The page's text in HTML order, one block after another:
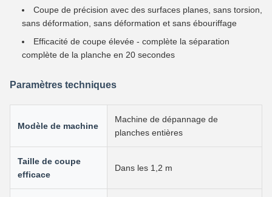
Coupe de précision avec des surfaces planes, sans torsion,
sans déformation, sans déformation et sans ébouriffage
Efficacité de coupe élevée - complète la séparation
complète de la planche en 20 secondes
Paramètres techniques
Modèle de machine
Machine de dépannage de
planches entières
Taille de coupe
efficace
Dans les 1,2 m